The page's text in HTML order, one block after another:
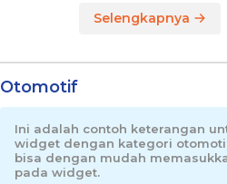
Selengkapnya
Otomotif
Ini adalah contoh keterangan
widget dengan kategori
bisa dengan mudah
pada widget.